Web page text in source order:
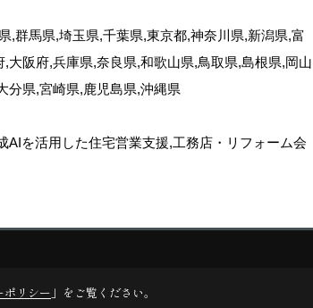
,群馬県,埼玉県,千葉県,東京都,神奈川県,新潟県,富
阪府,兵庫県,奈良県,和歌山県,鳥取県,島根県,岡山
分県,宮崎県,鹿児島県,沖縄県
を活用した住宅営業支援,工務店・リフォーム会
ポリシー 」をご覧ください。